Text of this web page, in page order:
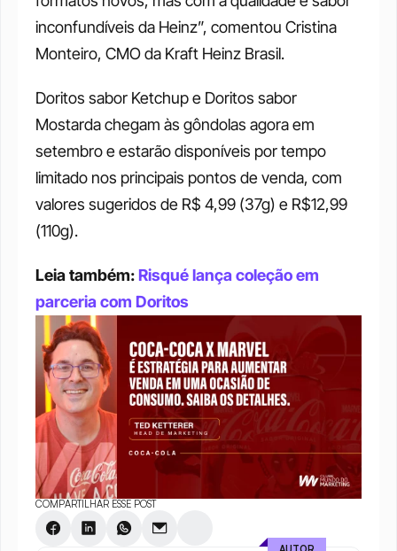
inconfundíveis da Heinz”, comentou Cristina
Monteiro, CMO da Kraft Heinz Brasil.
Doritos sabor Ketchup e Doritos sabor
Mostarda chegam às gôndolas agora em
setembro e estarão disponíveis por tempo
limitado nos principais pontos de venda, com
valores sugeridos de R$ 4,99 (37g) e R$12,99
(110g).
Leia também: Risqué lança coleção em
parceria com Doritos
COMPARTILHAR ESSE POST